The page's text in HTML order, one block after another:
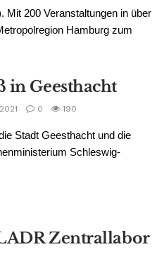
Mit 200 Veranstaltungen in über
Hamburg zum
in Geesthacht
0 190
Stadt Geesthacht und die
Schleswig-
Zentrallabor